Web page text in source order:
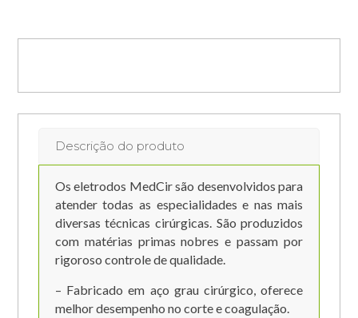
Descrição do produto
Os eletrodos MedCir são desenvolvidos para
atender todas as especialidades e nas mais
diversas técnicas cirúrgicas. São produzidos
com matérias primas nobres e passam por
rigoroso controle de qualidade.
– Fabricado em aço grau cirúrgico, oferece
melhor desempenho no corte e coagulação.